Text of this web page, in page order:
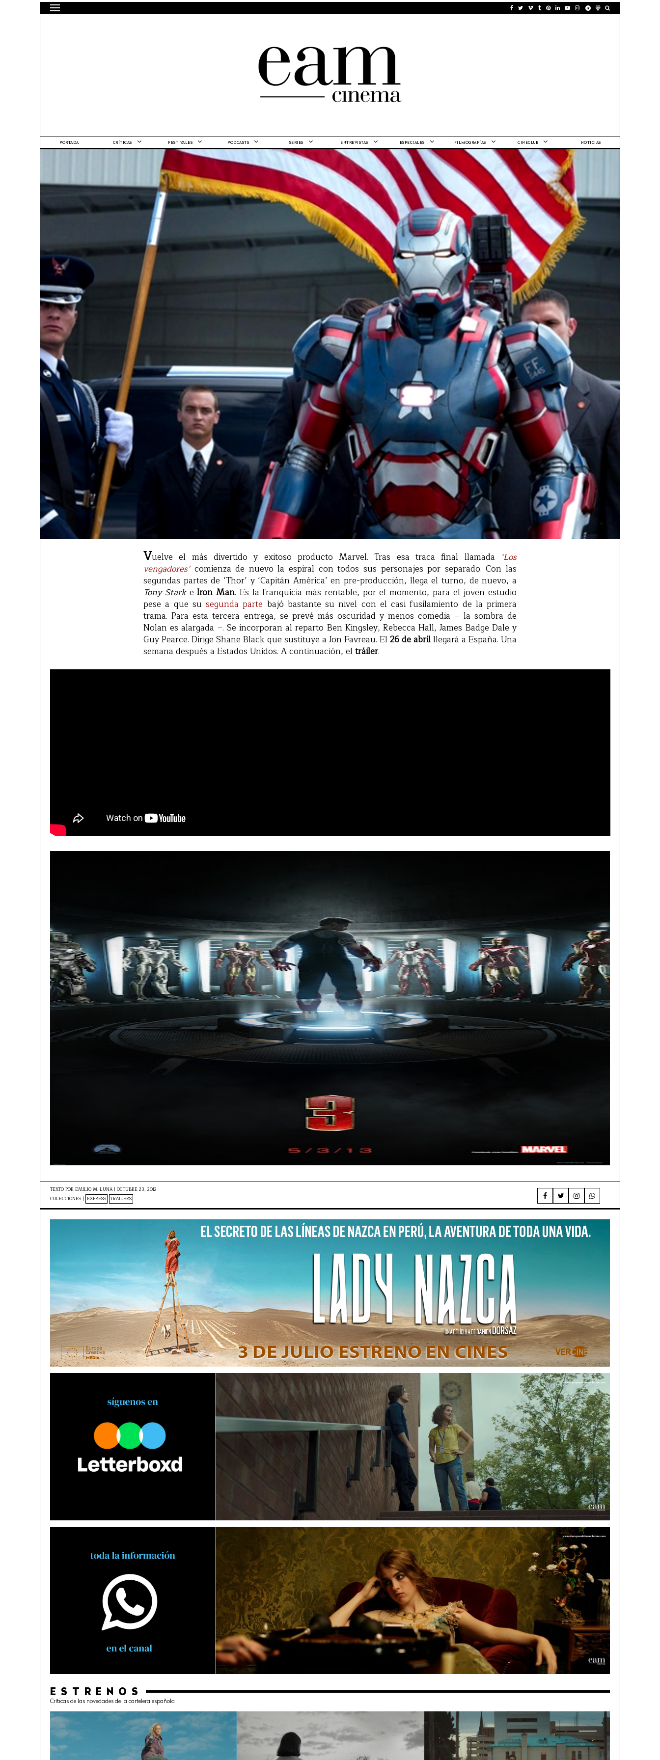
PORTADA CRÍTICAS FESTIVALES PODCASTS SERIES ENTREVISTAS ESPECIALES FILMOGRAFÍAS CINECLUB NOTICIAS
Vuelve el más divertido y exitoso producto Marvel. Tras esa traca final llamada ‘Los
vengadores’ comienza de nuevo la espiral con todos sus personajes por separado. Con las
segundas partes de ‘Thor’ y ‘Capitán América’ en pre-producción, llega el turno, de nuevo, a
Tony StarkeIron Man. Es la franquicia más rentable, por el momento, para el joven estudio
pese a que su segunda parte bajó bastante su nivel con el casi fusilamiento de la primera
trama. Para esta tercera entrega, se prevé más oscuridad y menos comedia – la sombra de
Nolan es alargada –. Se incorporan al reparto Ben Kingsley, Rebecca Hall, James Badge Dale y
Guy Pearce. Dirige Shane Black que sustituye a Jon Favreau. El26 de abrilllegará a España. Una
semana después a Estados Unidos. A continuación, eltráiler.
TEXTO POR EMILIO M. LUNA | OCTUBRE 23, 2012
COLECCIONES | EXPRESS TRAILERS
ESTRENOS
Críticas de las novedades de la cartelera española